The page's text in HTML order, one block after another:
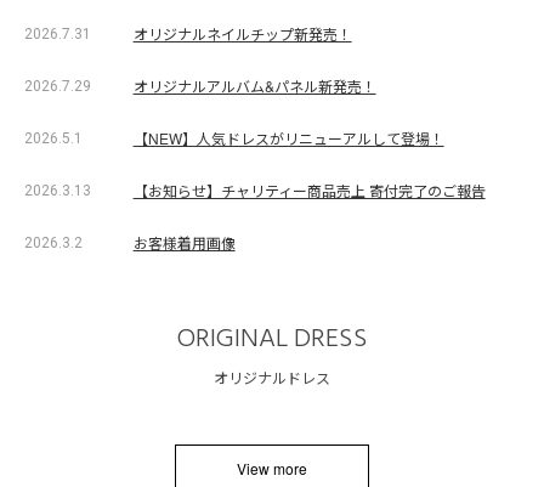
2026.7.31 オリジナルネイルチップ新発売！
2026.7.29 オリジナルアルバム&パネル新発売！
2026.5.1 【NEW】人気ドレスがリニューアルして登場！
2026.3.13 【お知らせ】チャリティー商品売上 寄付完了のご報告
2026.3.2 お客様着用画像
ORIGINAL DRESS
オリジナルドレス
View more